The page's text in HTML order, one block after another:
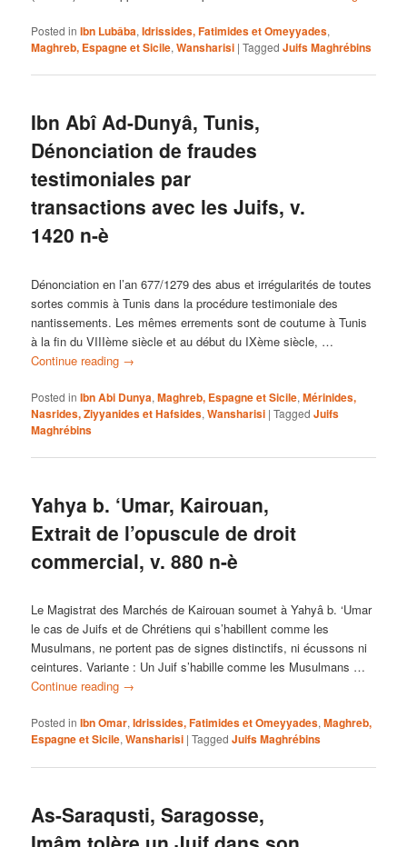
Posted in Ibn Lubâba,Idrissides, Fatimides et Omeyyades,
Maghreb, Espagne et Sicile,Wansharisi |Tagged Juifs Maghrébins
Ibn Abî Ad-Dunyâ, Tunis,
Dénonciation de fraudes
testimoniales par
transactions avec les Juifs, v.
1420 n-è
Dénonciation en l’an 677/1279 des abus et irrégularités de toutes
sortes commis à Tunis dans la procédure testimoniale des
nantissements. Les mêmes errements sont de coutume à Tunis
à la fin du VIIIème siècle et au début du IXème siècle, …
Continue reading →
Posted in Ibn Abi Dunya,Maghreb, Espagne et Sicile,Mérinides,
Nasrides, Ziyyanides et Hafsides,Wansharisi |Tagged Juifs
Maghrébins
Yahya b. ‘Umar, Kairouan,
Extrait de l’opuscule de droit
commercial, v. 880 n-è
Le Magistrat des Marchés de Kairouan soumet à Yahyâ b. ‘Umar
le cas de Juifs et de Chrétiens qui s’habillent comme les
Musulmans, ne portent pas de signes distinctifs, ni écussons ni
ceintures. Variante : Un Juif s’habille comme les Musulmans …
Continue reading →
Posted in Ibn Omar,Idrissides, Fatimides et Omeyyades,Maghreb,
Espagne et Sicile,Wansharisi |Tagged Juifs Maghrébins
As-Saraqusti, Saragosse,